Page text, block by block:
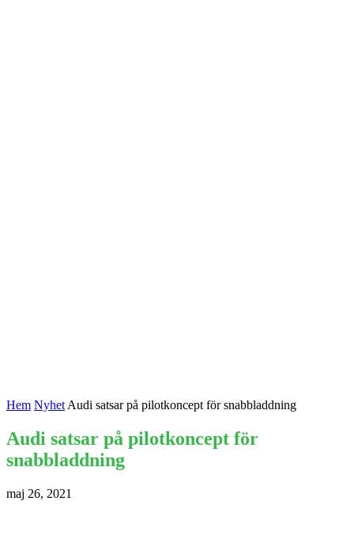
Hem Nyhet Audi satsar på pilotkoncept för snabbladdning
Audi satsar på pilotkoncept för
snabbladdning
maj 26, 2021